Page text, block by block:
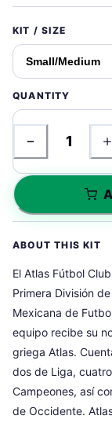
KIT / SIZE
QUANTITY
1
ABOUT THIS KIT
El Atlas Fútbol
Primera División
Mexicana de
equipo recibe su
griega Atlas.
dos de Liga,
Campeones, así
de Occidente.